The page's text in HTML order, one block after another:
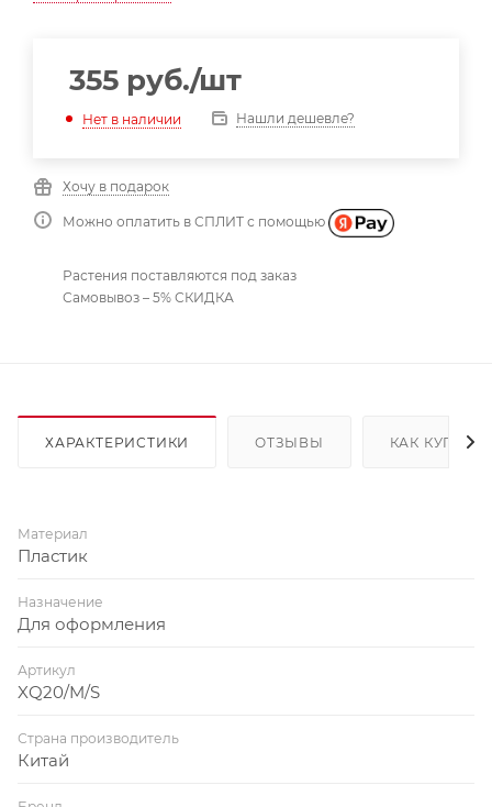
355 руб./шт
Нет в наличии Нашли дешевле?
Хочу в подарок
Можно оплатить в СПЛИТ с помощью
Растения поставляются под заказ
Самовывоз – 5% СКИДКА
ХАРАКТЕРИСТИКИ ОТЗЫВЫ КАК КУПИТЬ
Материал
Пластик
Назначение
Для оформления
Артикул
XQ20/M/S
Страна производитель
Китай